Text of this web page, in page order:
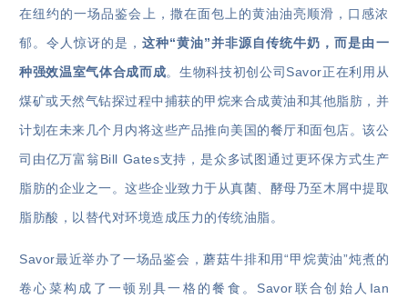
在纽约的一场品鉴会上，撒在面包上的黄油油亮顺滑，口感浓
郁。令人惊讶的是，这种“黄油”并非源自传统牛奶，而是由一
种强效温室气体合成而成。生物科技初创公司Savor正在利用从
煤矿或天然气钻探过程中捕获的甲烷来合成黄油和其他脂肪，并
计划在未来几个月内将这些产品推向美国的餐厅和面包店。该公
司由亿万富翁Bill Gates支持，是众多试图通过更环保方式生产
脂肪的企业之一。这些企业致力于从真菌、酵母乃至木屑中提取
脂肪酸，以替代对环境造成压力的传统油脂。
Savor最近举办了一场品鉴会，蘑菇牛排和用“甲烷黄油”炖煮的
卷心菜构成了一顿别具一格的餐食。Savor联合创始人Ian